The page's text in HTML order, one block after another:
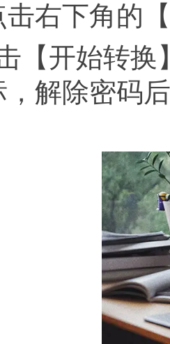
右下角的
开始转换
解除密码